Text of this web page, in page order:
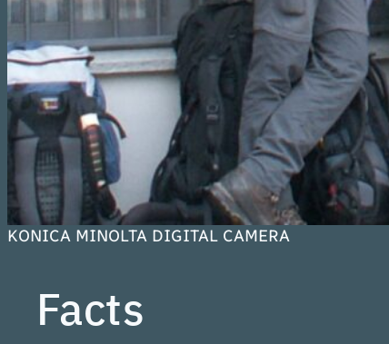
KONICA MINOLTA DIGITAL CAMERA
Facts